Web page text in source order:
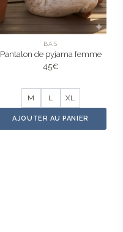
BAS
Pantalon de pyjama femme
45€
M L XL
AJOUTER AU PANIER